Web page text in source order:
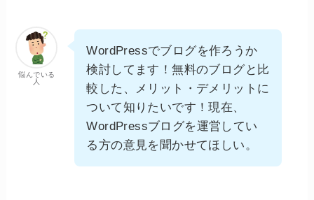
悩んでいる
人
WordPressでブログを作ろうか
検討してます！無料のブログと比
較した、メリット・デメリットに
ついて知りたいです！現在、
WordPressブログを運営してい
る方の意見を聞かせてほしい。